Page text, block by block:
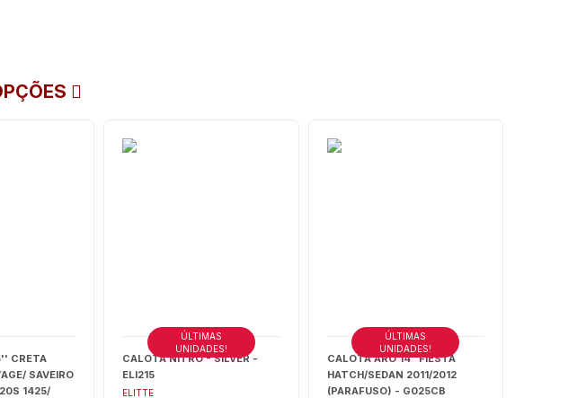
CRETA
SAVEIRO
1425/
CALOTA NITRO - SILVER -
ELI215
ELITTE
ÚLTIMAS
UNIDADES!
CALOTA ARO 14" FIESTA
HATCH/SEDAN 2011/2012
(PARAFUSO) - G025CB
ÚLTIMAS
UNIDADES!